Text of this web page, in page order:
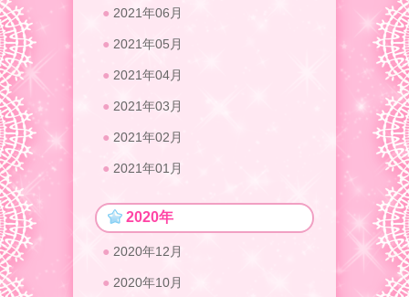
2021年06月
2021年05月
2021年04月
2021年03月
2021年02月
2021年01月
2020年
2020年12月
2020年10月